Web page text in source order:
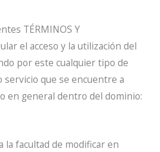
TÉRMINOS Y
el acceso y la utilización del
por este cualquier tipo de
que se encuentre a
en general dentro del dominio:
la facultad de modificar en